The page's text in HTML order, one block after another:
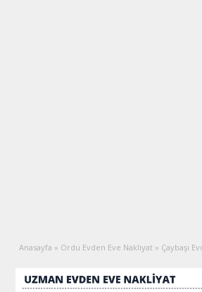
Anasayfa » Ordu Evden Eve Nakliyat » Çaybaşı